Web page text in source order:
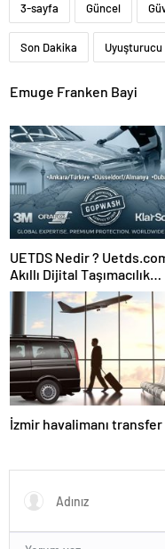
3-sayfa Güncel
Son Dakika Uyuşturucu
Emuge Franken Bayi
UETDS Nedir ?
Akıllı Dijital Taşımacılık
Yazılımı
İzmir havalimanı transfer